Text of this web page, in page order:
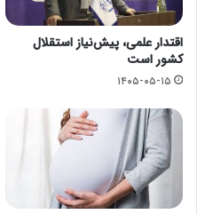
اقتدار علمی، پیش‌نیاز استقلال
کشور است
۱۴۰۵-۰۵-۱۵